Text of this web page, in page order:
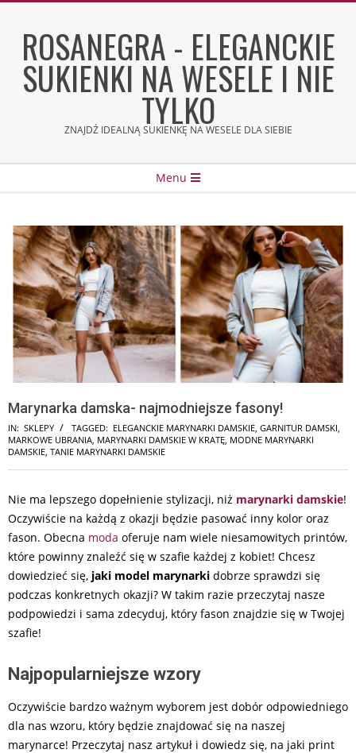
contentROSANEGRA - ELEGANCKIE
SUKIENKI NA WESELE I NIE
TYLKO
ZNAJDŹ IDEALNĄ SUKIENKĘ NA WESELE DLA SIEBIE
Menu
Marynarka damska- najmodniejsze fasony!
IN: SKLEPY TAGGED: ELEGANCKIE MARYNARKI DAMSKIE GARNITUR DAMSKI
MARKOWE UBRANIA MARYNARKI DAMSKIE W KRATĘ MODNE MARYNARKI
DAMSKIE TANIE MARYNARKI DAMSKIE
Nie ma lepszego dopełnienie stylizacji, niż marynarki damskie!
Oczywiście na każdą z okazji będzie pasować inny kolor oraz
fason. Obecna moda oferuje nam wiele niesamowitych printów,
które powinny znaleźć się w szafie każdej z kobiet! Chcesz
dowiedzieć się, jaki model marynarki dobrze sprawdzi się
podczas konkretnych okazji? W takim razie przeczytaj nasze
podpowiedzi i sama zdecyduj, który fason znajdzie się w Twojej
szafie!
Najpopularniejsze wzory
Oczywiście bardzo ważnym wyborem jest dobór odpowiedniego
dla nas wzoru, który będzie znajdować się na naszej
marynarce! Przeczytaj nasz artykuł i dowiedz się, na jaki print